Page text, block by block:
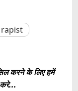
rapist
करने के लिए हमें